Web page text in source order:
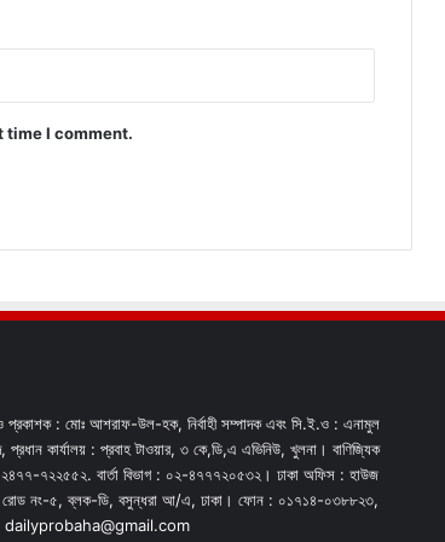
time I comment.
প্রকাশক : মোঃ আশরাফ-উল-হক, নির্বাহী সম্পাদক এবং সি.ই.ও : এনামুল
প্রধান কার্যালয় : প্রবাহ টাওয়ার, ৩ কে,ডি,এ এভিনিউ, খুলনা। বাণিজ্যিক
৭২২৫৫২. বার্তা বিভাগ : ০২-৪৭৭৭২০৫৩২। ঢাকা অফিস : হাউজ
নং-৫, ব্লক-ডি, বসুন্ধরা আ/এ, ঢাকা। ফোন : ০১৭১৪-০৩৮৮২৩,
dailyprobaha@gmail.com